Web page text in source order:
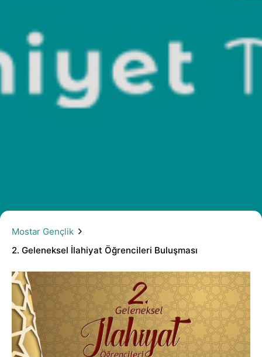
Mostar Gençlik
2. Geleneksel İlahiyat Öğrencileri Buluşması